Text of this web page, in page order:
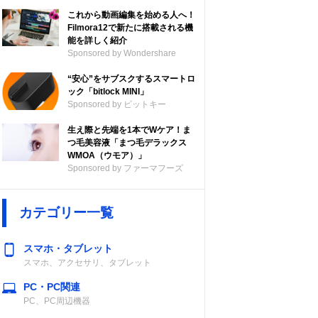
これから動画編集を始める人へ！
Filmora12で新たに搭載される機
能を詳しく紹介
Sponsored by Wondershare
“安心”をサブスクするスマートロ
ック「bitlock MINI」
Sponsored by ビットキー
生え際と先端を1本でWケア！ま
つ毛美容液「まつ毛デラックス
WMOA（ウモア）」
Sponsored by ファーマフーズ
カテゴリー一覧
スマホ・タブレット
スマホ、アクセサリ、タブレット
PC・PC関連
PC、PC周辺機器